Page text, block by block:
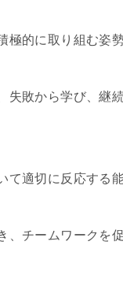
的に取り組む姿勢
敗から学び、継
適切に反応する能
チームワークを